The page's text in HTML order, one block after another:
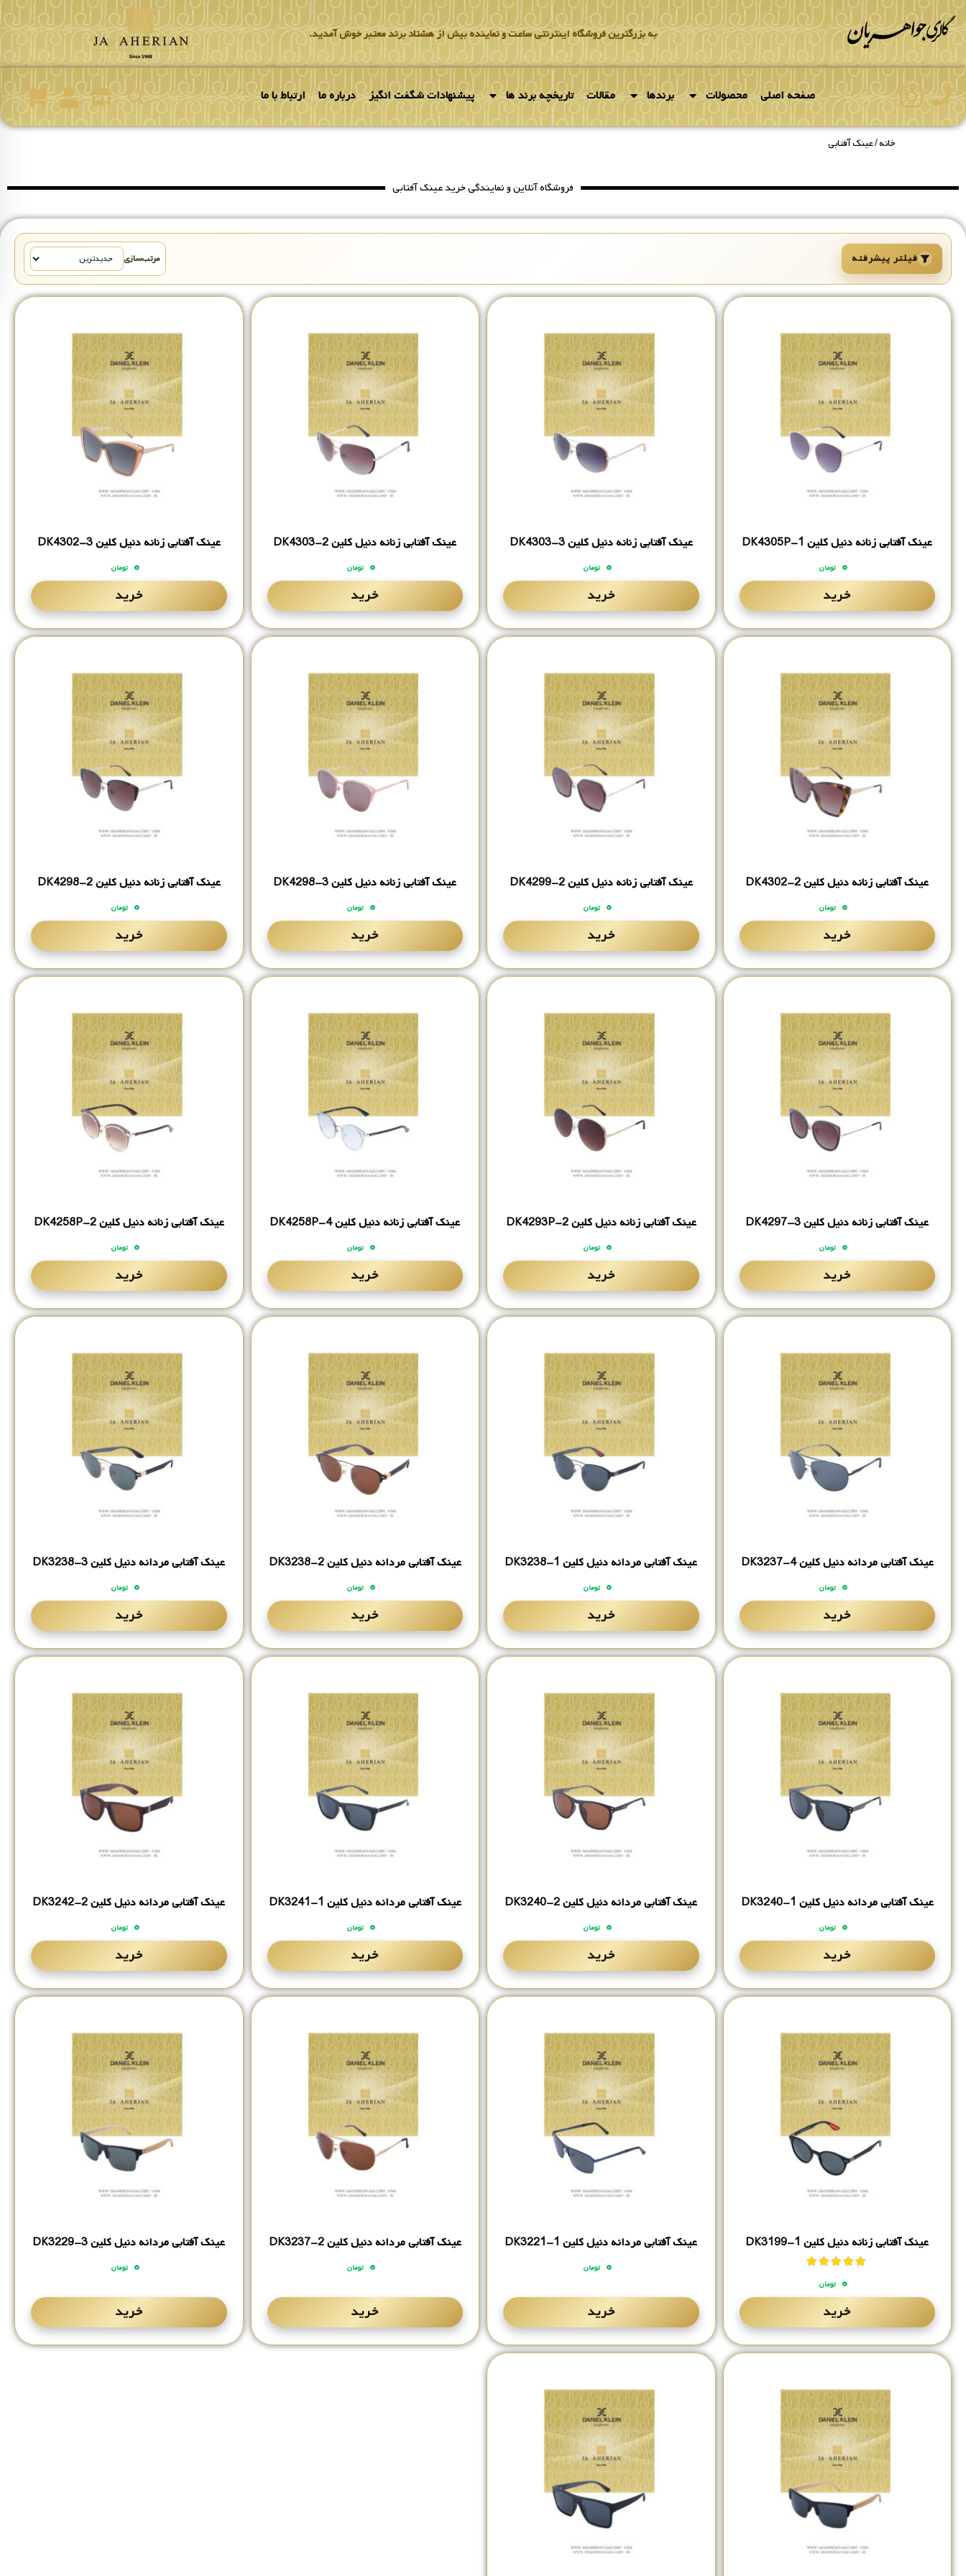
عینک آفتابی به بزرگترین فروشگاه اینترنتی ساعت و نماینده بیش از هشتاد برند معتبر خوش آمدید.
صفحه اصلی محصولات برندها مقالات تاریخچه برند ها پیشنهادات شگفت انگیز درباره ما ارتباط با ما
خانه/ عینک آفتابی
فروشگاه آنلاین و نمایندگی خرید عینک آفتابی
فیلتر پیشرفته مرتب‌سازی
عینک آفتابی زنانه دنیل کلین DK4305P-1
۰ تومان
خرید
عینک آفتابی زنانه دنیل کلین DK4303-3
۰ تومان
خرید
عینک آفتابی زنانه دنیل کلین DK4303-2
۰ تومان
خرید
عینک آفتابی زنانه دنیل کلین DK4302-3
۰ تومان
خرید
عینک آفتابی زنانه دنیل کلین DK4302-2
۰ تومان
خرید
عینک آفتابی زنانه دنیل کلین DK4299-2
۰ تومان
خرید
عینک آفتابی زنانه دنیل کلین DK4298-3
۰ تومان
خرید
عینک آفتابی زنانه دنیل کلین DK4298-2
۰ تومان
خرید
عینک آفتابی زنانه دنیل کلین DK4297-3
۰ تومان
خرید
عینک آفتابی زنانه دنیل کلین DK4293P-2
۰ تومان
خرید
عینک آفتابی زنانه دنیل کلین DK4258P-4
۰ تومان
خرید
عینک آفتابی زنانه دنیل کلین DK4258P-2
۰ تومان
خرید
عینک آفتابی مردانه دنیل کلین DK3237-4
۰ تومان
خرید
عینک آفتابی مردانه دنیل کلین DK3238-1
۰ تومان
خرید
عینک آفتابی مردانه دنیل کلین DK3238-2
۰ تومان
خرید
عینک آفتابی مردانه دنیل کلین DK3238-3
۰ تومان
خرید
عینک آفتابی مردانه دنیل کلین DK3240-1
۰ تومان
خرید
عینک آفتابی مردانه دنیل کلین DK3240-2
۰ تومان
خرید
عینک آفتابی مردانه دنیل کلین DK3241-1
۰ تومان
خرید
عینک آفتابی مردانه دنیل کلین DK3242-2
۰ تومان
خرید
عینک آفتابی زنانه دنیل کلین DK3199-1
۰ تومان
خرید
عینک آفتابی مردانه دنیل کلین DK3221-1
۰ تومان
خرید
عینک آفتابی مردانه دنیل کلین DK3237-2
۰ تومان
خرید
عینک آفتابی مردانه دنیل کلین DK3229-3
۰ تومان
خرید